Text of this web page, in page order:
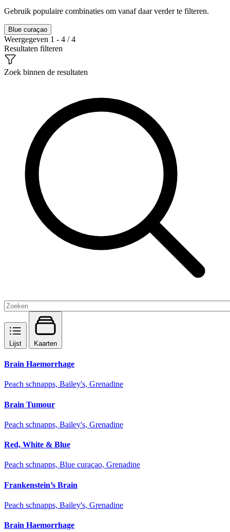
Gebruik populaire combinaties om vanaf daar verder te filteren.
Blue curaçao
Weergegeven 1 - 4 / 4
Resultaten filteren
Zoek binnen de resultaten
Lijst Kaarten
Brain Haemorrhage
Peach schnapps, Bailey's, Grenadine
Brain Tumour
Peach schnapps, Bailey's, Grenadine
Red, White & Blue
Peach schnapps, Blue curaçao, Grenadine
Frankenstein’s Brain
Peach schnapps, Bailey's, Grenadine
Brain Haemorrhage